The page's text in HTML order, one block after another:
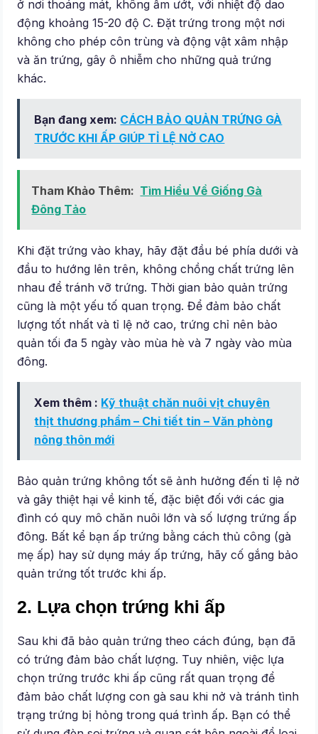
ở nơi thoáng mát, không ẩm ướt, với nhiệt độ dao
động khoảng 15-20 độ C. Đặt trứng trong một nơi
không cho phép côn trùng và động vật xâm nhập
và ăn trứng, gây ô nhiễm cho những quả trứng
khác.
Bạn đang xem: CÁCH BẢO QUẢN TRỨNG GÀ
TRƯỚC KHI ẤP GIÚP TỈ LỆ NỞ CAO
Tham Khảo Thêm: Tìm Hiểu Về Giống Gà
Đông Tảo
Khi đặt trứng vào khay, hãy đặt đầu bé phía dưới và
đầu to hướng lên trên, không chồng chất trứng lên
nhau để tránh vỡ trứng. Thời gian bảo quản trứng
cũng là một yếu tố quan trọng. Để đảm bảo chất
lượng tốt nhất và tỉ lệ nở cao, trứng chỉ nên bảo
quản tối đa 5 ngày vào mùa hè và 7 ngày vào mùa
đông.
Xem thêm : Kỹ thuật chăn nuôi vịt chuyên
thịt thương phẩm – Chi tiết tin – Văn phòng
nông thôn mới
Bảo quản trứng không tốt sẽ ảnh hưởng đến tỉ lệ nở
và gây thiệt hại về kinh tế, đặc biệt đối với các gia
đình có quy mô chăn nuôi lớn và số lượng trứng ấp
đông. Bất kể bạn ấp trứng bằng cách thủ công (gà
mẹ ấp) hay sử dụng máy ấp trứng, hãy cố gắng bảo
quản trứng tốt trước khi ấp.
2. Lựa chọn trứng khi ấp
Sau khi đã bảo quản trứng theo cách đúng, bạn đã
có trứng đảm bảo chất lượng. Tuy nhiên, việc lựa
chọn trứng trước khi ấp cũng rất quan trọng để
đảm bảo chất lượng con gà sau khi nở và tránh tình
trạng trứng bị hỏng trong quá trình ấp. Bạn có thể